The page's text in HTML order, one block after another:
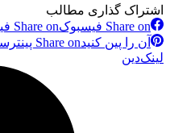
اشتراک گذاری مطالب
Share on فیسبوک
Share on فیسبوک
آن را پین کنیدShare on پینترست
لینک‌دین